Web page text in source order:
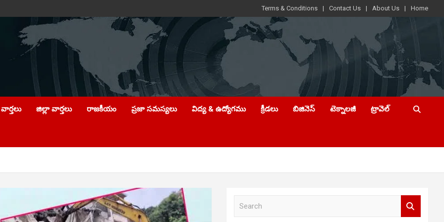
Terms & Conditions Contact Us About Us Home
జిల్లా వార్తలు రాజకీయం ప్రజా సమస్యలు విద్య & ఉద్యోగము క్రీడలు బిజినెస్ టెక్నాలజీ ట్రావెల్